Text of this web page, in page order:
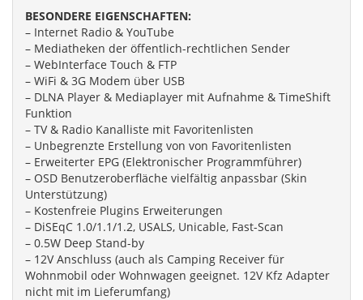
BESONDERE EIGENSCHAFTEN:
– Internet Radio & YouTube
– Mediatheken der öffentlich-rechtlichen Sender
– WebInterface Touch & FTP
– WiFi & 3G Modem über USB
– DLNA Player & Mediaplayer mit Aufnahme & TimeShift
Funktion
– TV & Radio Kanalliste mit Favoritenlisten
– Unbegrenzte Erstellung von von Favoritenlisten
– Erweiterter EPG (Elektronischer Programmführer)
– OSD Benutzeroberfläche vielfältig anpassbar (Skin
Unterstützung)
– Kostenfreie Plugins Erweiterungen
– DiSEqC 1.0/1.1/1.2, USALS, Unicable, Fast-Scan
– 0.5W Deep Stand-by
– 12V Anschluss (auch als Camping Receiver für
Wohnmobil oder Wohnwagen geeignet. 12V Kfz Adapter
nicht mit im Lieferumfang)